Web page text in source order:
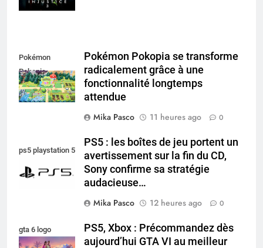
Pokémon
Pokopia
Pokémon Pokopia se transforme
radicalement grâce à une
fonctionnalité longtemps
attendue
Mika Pasco
11 heures ago 0
ps5 playstation 5
PS5 : les boîtes de jeu portent un
avertissement sur la fin du CD,
Sony confirme sa stratégie
audacieuse…
Mika Pasco
12 heures ago 0
gta 6 logo
PS5, Xbox : Précommandez dès
aujourd’hui GTA VI au meilleur